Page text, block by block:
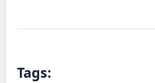
Tags: